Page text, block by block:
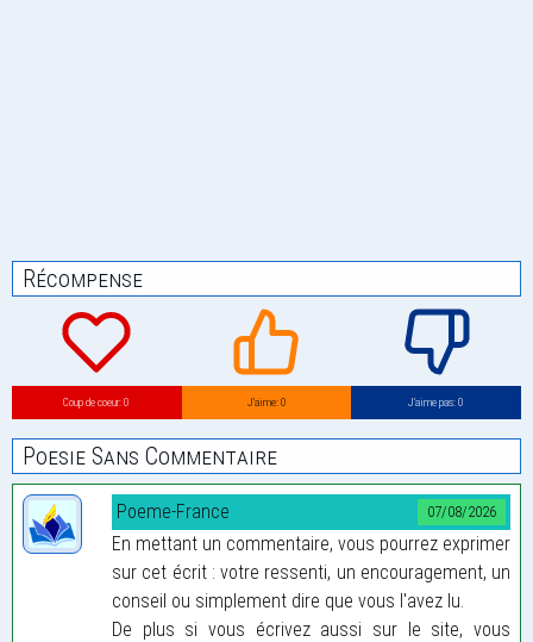
Récompense
Coup de coeur: 0 J’aime: 0 J’aime pas: 0
Poesie Sans Commentaire
07/08/2026
Poeme-France
En mettant un commentaire, vous pourrez exprimer
sur cet écrit : votre ressenti, un encouragement, un
conseil ou simplement dire que vous l'avez lu.
De plus si vous écrivez aussi sur le site, vous